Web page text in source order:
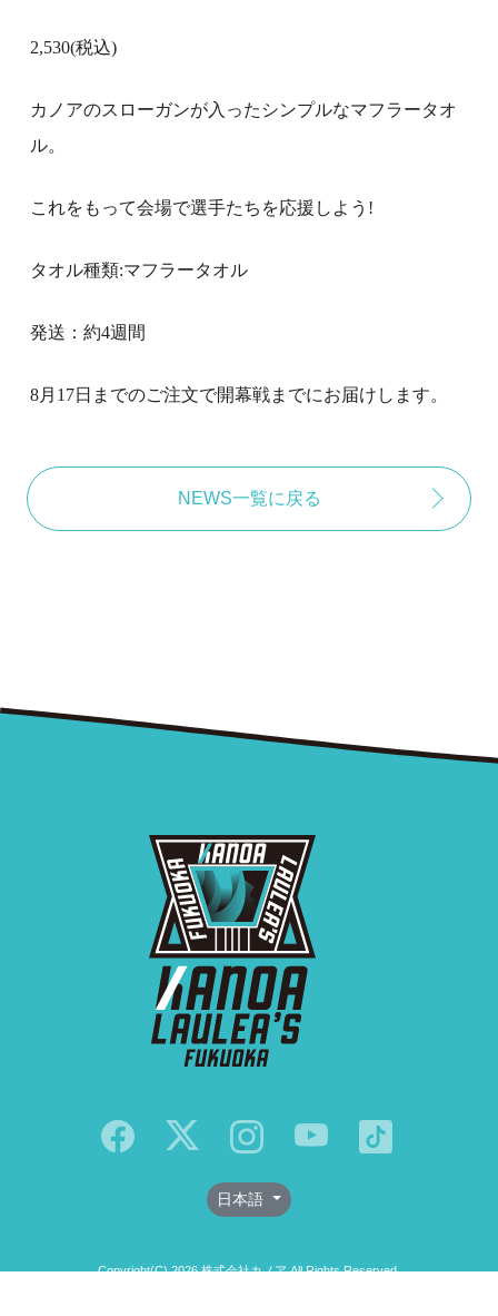
2,530(税込)
カノアのスローガンが入ったシンプルなマフラータオ
ル。
これをもって会場で選手たちを応援しよう!
タオル種類:マフラータオル
発送：約4週間
8月 17日までのご注文で開幕戦までにお届けします。
NEWS一覧に戻る
日本語
Copyright(C) 2026 株式会社カノア All Rights Reserved.